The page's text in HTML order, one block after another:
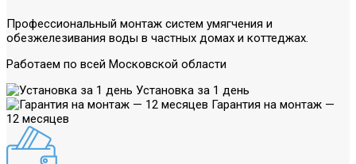
Профессиональный монтаж систем умягчения и
обезжелезивания воды в частных домах и коттеджах.
Работаем по всей Московской области
Установка за 1 день
Гарантия на монтаж —
12 месяцев